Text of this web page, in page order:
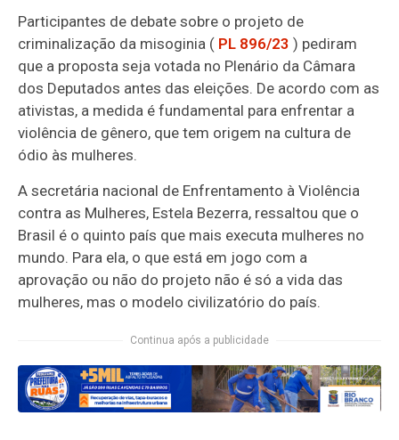
Participantes de debate sobre o projeto de
criminalização da misoginia ( PL 896/23 ) pediram
que a proposta seja votada no Plenário da Câmara
dos Deputados antes das eleições. De acordo com as
ativistas, a medida é fundamental para enfrentar a
violência de gênero, que tem origem na cultura de
ódio às mulheres.
A secretária nacional de Enfrentamento à Violência
contra as Mulheres, Estela Bezerra, ressaltou que o
Brasil é o quinto país que mais executa mulheres no
mundo. Para ela, o que está em jogo com a
aprovação ou não do projeto não é só a vida das
mulheres, mas o modelo civilizatório do país.
Continua após a publicidade